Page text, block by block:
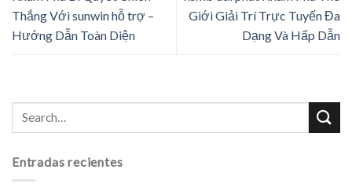
Thắng Với sunwin hỗ trợ –
Hướng Dẫn Toàn Diện
Giới Giải Trí Trực Tuyến Đa
Dạng Và Hấp Dẫn
Entradas recientes